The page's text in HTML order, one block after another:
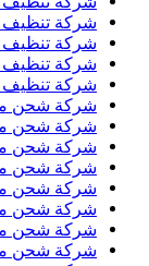
شركة تنظيف
شركة تنظيف
شركة تنظيف
شركة تنظيف
شركة شحن
شركة شحن
شركة شحن
شركة شحن
شركة شحن
شركة شحن
شركة شحن من
شركة شحن